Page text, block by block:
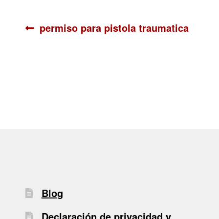
Navegación
Anterior:
permiso para pistola traumatica
Blog